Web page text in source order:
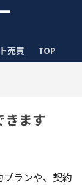
売買 TOP
きます
プランや、契約